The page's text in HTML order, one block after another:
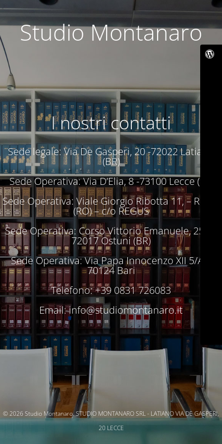
Studio Montanaro
I nostri contatti
Sede legale: Via De Gasperi, 20 -72022 Latiano
(BR)
Sede Operativa: Via D’Elia, 8 -73100 Lecce (LE)
Sede Operativa: Viale Giorgio Ribotta 11, – Roma
(RO) – c/o REGUS
Sede Operativa: Corso Vittorio Emanuele, 250 –
72017 Ostuni (BR)
Sede Operativa: Via Papa Innocenzo XII 5/A –
70124 Bari
Telefono: +39 0831 726083
Email:info@studiomontanaro.it
© 2026 Studio Montanaro. STUDIO MONTANARO SRL - LATIANO VIA DE GASPERI,
20 LECCE